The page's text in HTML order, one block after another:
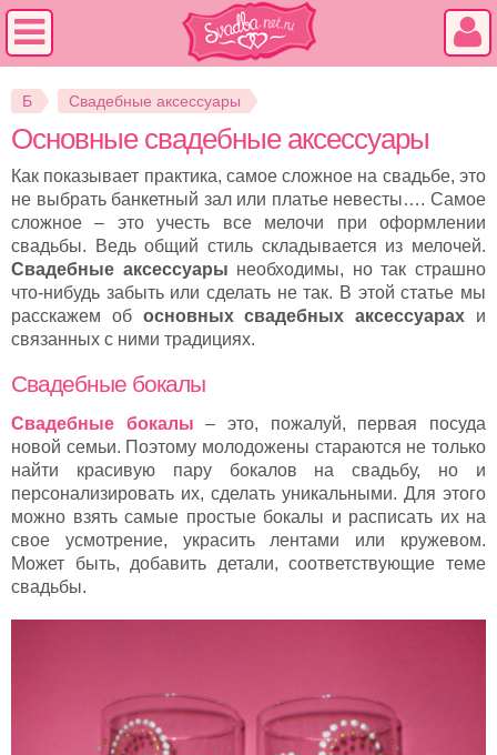
Б Свадебные аксессуары
Основные свадебные аксессуары
Как показывает практика, самое сложное на свадьбе, это
не выбрать банкетный зал или платье невесты…. Самое
сложное – это учесть все мелочи при оформлении
свадьбы. Ведь общий стиль складывается из мелочей.
Свадебные аксессуары необходимы, но так страшно
что-нибудь забыть или сделать не так. В этой статье мы
расскажем об основных свадебных аксессуарах и
связанных с ними традициях.
Свадебные бокалы
Свадебные бокалы – это, пожалуй, первая посуда
новой семьи. Поэтому молодожены стараются не только
найти красивую пару бокалов на свадьбу, но и
персонализировать их, сделать уникальными. Для этого
можно взять самые простые бокалы и расписать их на
свое усмотрение, украсить лентами или кружевом.
Может быть, добавить детали, соответствующие теме
свадьбы.